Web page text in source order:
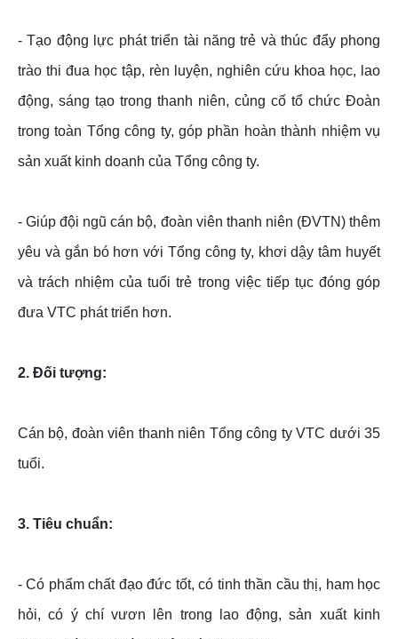
- Tạo động lực phát triển tài năng trẻ và thúc đẩy phong
trào thi đua học tập, rèn luyện, nghiên cứu khoa học, lao
động, sáng tạo trong thanh niên, củng cố tổ chức Đoàn
trong toàn Tổng công ty, góp phần hoàn thành nhiệm vụ
sản xuất kinh doanh của Tổng công ty.
- Giúp đội ngũ cán bộ, đoàn viên thanh niên (ĐVTN) thêm
yêu và gắn bó hơn với Tổng công ty, khơi dậy tâm huyết
và trách nhiệm của tuổi trẻ trong việc tiếp tục đóng góp
đưa VTC phát triển hơn.
2. Đối tượng:
Cán bộ, đoàn viên thanh niên Tổng công ty VTC dưới 35
tuổi.
3. Tiêu chuẩn:
- Có phẩm chất đạo đức tốt, có tinh thần cầu thị, ham học
hỏi, có ý chí vươn lên trong lao động, sản xuất kinh